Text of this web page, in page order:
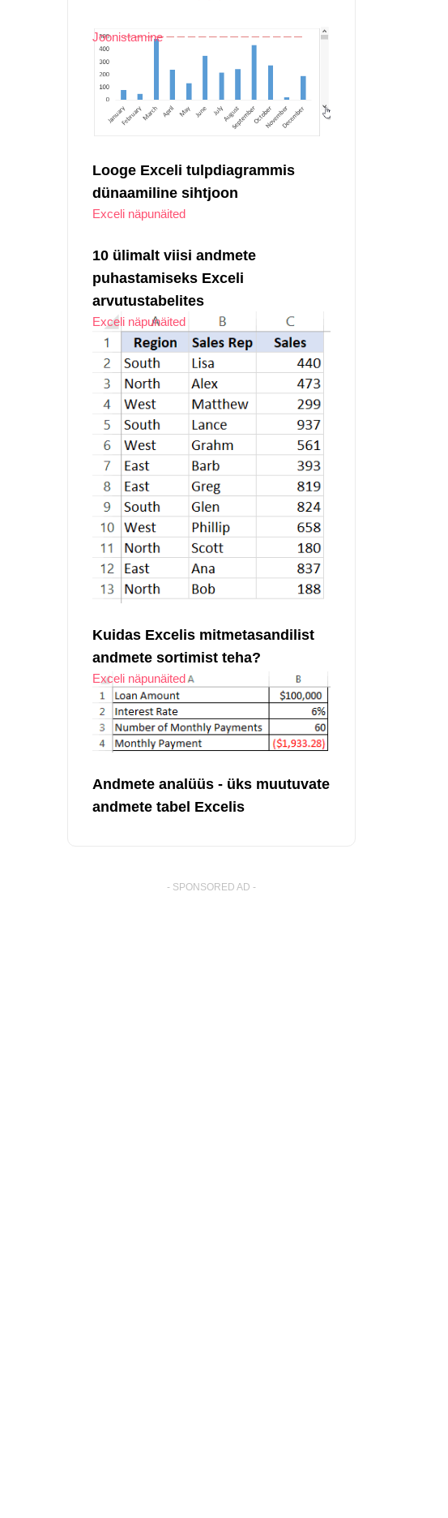
Joonistamine
Looge Exceli tulpdiagrammis
dünaamiline sihtjoon
Exceli näpunäited
10 ülimalt viisi andmete
puhastamiseks Exceli
arvutustabelites
Exceli näpunäited
Kuidas Excelis mitmetasandilist
andmete sortimist teha?
Exceli näpunäited
Andmete analüüs - üks muutuvate
andmete tabel Excelis
- SPONSORED AD -